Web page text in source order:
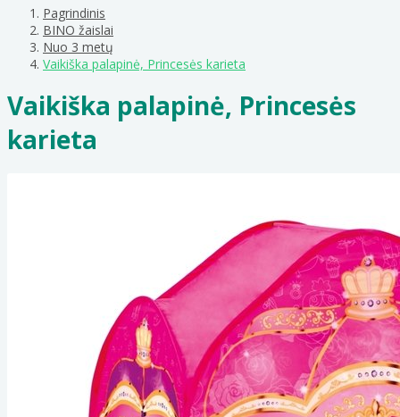
Pagrindinis
BINO žaislai
Nuo 3 metų
Vaikiška palapinė, Princesės karieta
Vaikiška palapinė, Princesės
karieta